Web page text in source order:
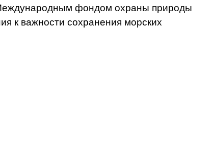
Международным фондом охраны природы
к важности сохранения морских